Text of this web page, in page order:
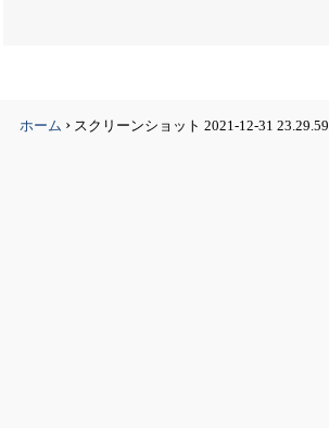
ホーム ›スクリーンショット 2021-12-31 23.29.59